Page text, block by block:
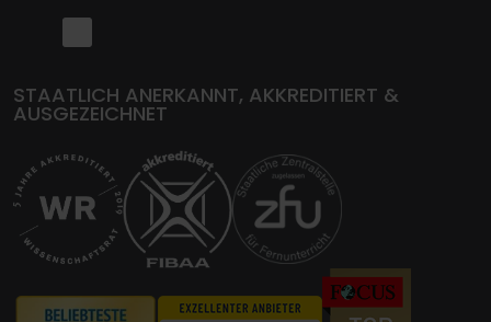
STAATLICH ANERKANNT, AKKREDITIERT &
AUSGEZEICHNET